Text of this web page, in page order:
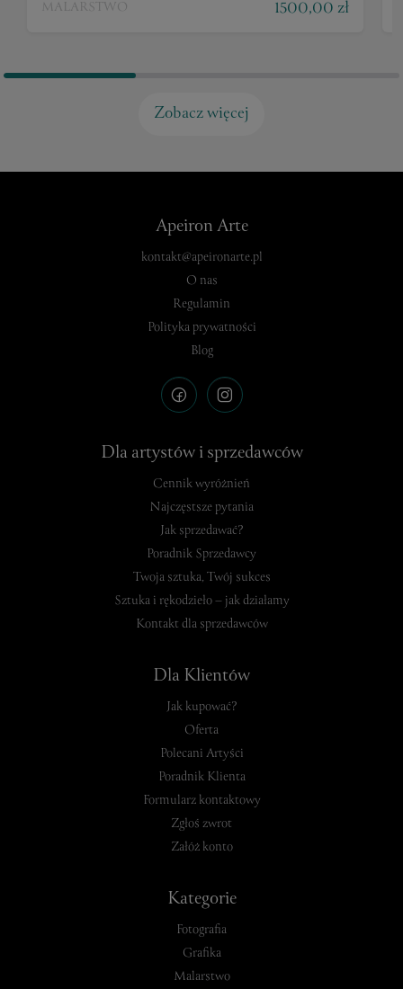
MALARSTWO 1500,00 zł
Zobacz więcej
Apeiron Arte
kontakt@apeironarte.pl
O nas
Regulamin
Polityka prywatności
Blog
Dla artystów i sprzedawców
Cennik wyróżnień
Najczęstsze pytania
Jak sprzedawać?
Poradnik Sprzedawcy
Twoja sztuka, Twój sukces
Sztuka i rękodzieło – jak działamy
Kontakt dla sprzedawców
Dla Klientów
Jak kupować?
Oferta
Polecani Artyści
Poradnik Klienta
Formularz kontaktowy
Zgłoś zwrot
Załóż konto
Kategorie
Fotografia
Grafika
Malarstwo